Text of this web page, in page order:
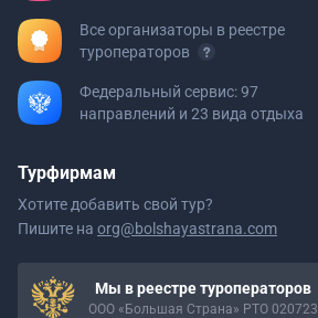
Все организаторы в реестре
туроператоров
Федеральный сервис: 97
направлений и 23 вида отдыха
Турфирмам
Хотите добавить свой тур?
Пишите на org@bolshayastrana.com
Мы в реестре туроператоров
ООО «Большая Страна» РТО 020723